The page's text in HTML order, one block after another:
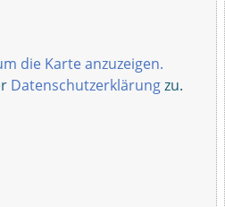
die Karte anzuzeigen.
Datenschutzerklärungzu.